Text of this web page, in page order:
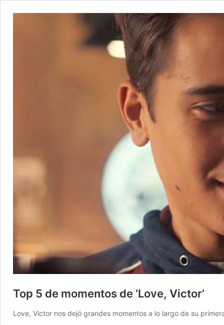
Top 5 de momentos de ‘Love, Victor’
Love, Victor nos dejó grandes momentos a lo largo de su